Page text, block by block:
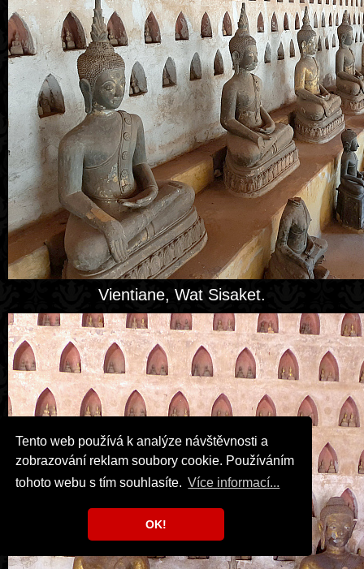
Tento web používá k analýze návštěvnosti a
zobrazování reklam soubory cookie. Používáním
tohoto webu s tím souhlasíte. Více informací...
OK!
Vientiane, Wat Sisaket.